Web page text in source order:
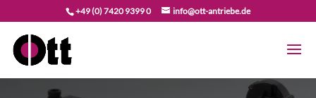
+49 (0) 7420 9399 0 info@ott-antriebe.de